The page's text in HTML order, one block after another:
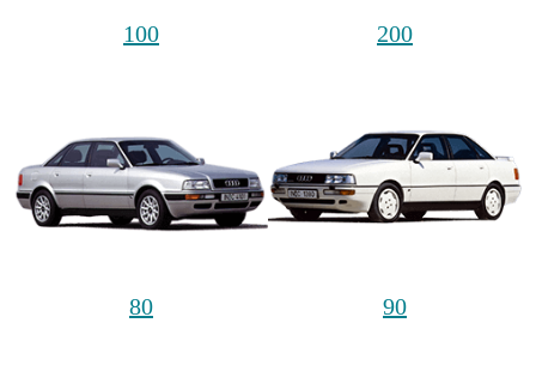
100 200
80 90